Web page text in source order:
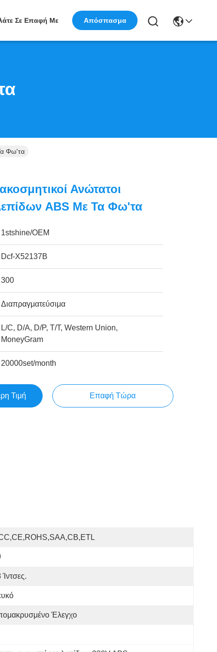
Σε Επαφή Με Απόσπασμα
Φω'τα
Ανώτατοι
ABS Με Τα Φω'τα
1stshine/OEM
Dcf-X52137B
300
Διαπραγματεύσιμα
L/C, D/A, D/P, T/T, Western Union,
MoneyGram
20000set/month
Τιμή Επαφή Τώρα
Ίντσες.
Έλεγχο